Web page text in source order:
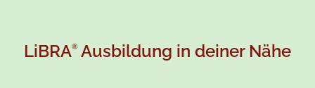
LiBRA® Ausbildung in deiner Nähe